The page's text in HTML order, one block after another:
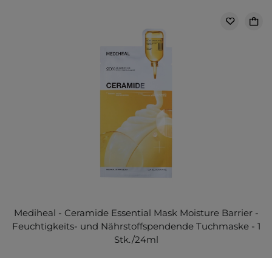
Mediheal - Ceramide Essential Mask Moisture Barrier -
Feuchtigkeits- und Nährstoffspendende Tuchmaske - 1
Stk./24ml